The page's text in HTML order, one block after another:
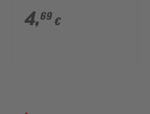
4,69 €